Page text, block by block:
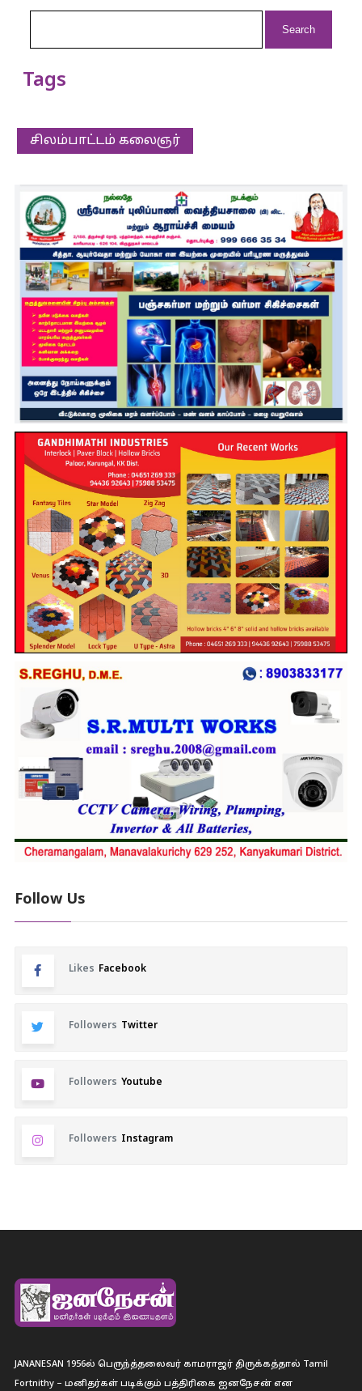
Tags
சிலம்பாட்டம் கலைஞர்
Follow Us
Likes Facebook
Followers Twitter
Followers Youtube
Followers Instagram
JANANESAN 1956ல் பெருந்த்தலைவர் காமராஜர் திருக்கத்தால் Tamil
Fortnithy – மனிதர்கள் படிக்கும் பத்திரிகை ஐனநேசன் என